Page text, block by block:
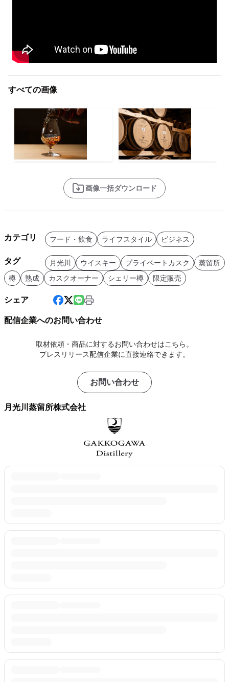
すべての画像
画像一括ダウンロード
カテゴリ フード・飲食 ライフスタイル ビジネス
タグ 月光川 ウイスキー プライベートカスク
蒸留所
樽
熟成 カスクオーナー シェリー樽 限定販売
シェア
配信企業へのお問い合わせ
取材依頼・商品に対するお問い合わせはこちら。
プレスリリース配信企業に直接連絡できます。
お問い合わせ
月光川蒸留所株式会社